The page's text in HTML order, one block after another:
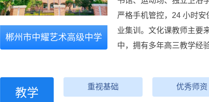
郴州市中耀艺术高级中学
严格手机管控，24 小时
业集训。文化课教师主要
中，拥有多年高三教学经
教学
重视基础 优秀师资